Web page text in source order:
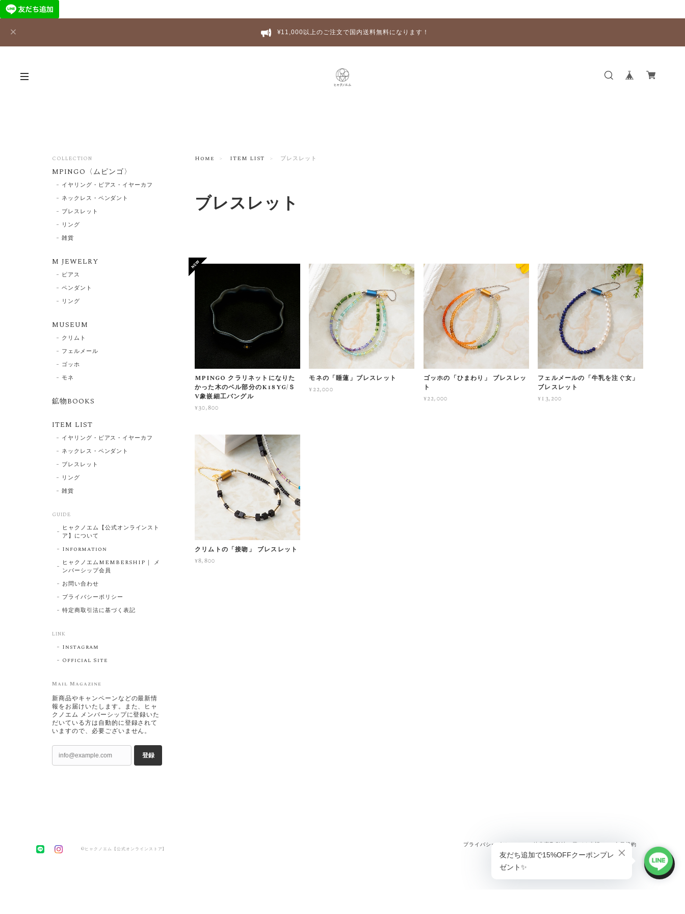
¥11,000以上のご注文で国内送料無料になります！
Home ITEM LIST ブレスレット
ブレスレット
MPINGO クラリネットになりた
かった木のベル部分のK18YG/Ｓ
V象嵌細工バングル
¥30,800
モネの「睡蓮」ブレスレット
¥22,000
ゴッホの「ひまわり」 ブレスレッ
ト
¥22,000
フェルメールの「牛乳を注ぐ女」
ブレスレット
¥13,200
クリムトの「接吻」 ブレスレット
¥8,800
COLLECTION
MPINGO〈ムピンゴ〉
イヤリング・ピアス・イヤーカフ
ネックレス・ペンダント
ブレスレット
リング
雑貨
M JEWELRY
ピアス
ペンダント
リング
MUSEUM
クリムト
フェルメール
ゴッホ
モネ
鉱物BOOKS
ITEM LIST
イヤリング・ピアス・イヤーカフ
ネックレス・ペンダント
ブレスレット
リング
雑貨
GUIDE
ヒャクノエム【公式オンラインスト
ア】について
Information
ヒャクノエムMEMBERSHIP｜ メ
ンバーシップ会員
お問い合わせ
プライバシーポリシー
特定商取引法に基づく表記
LINK
Instagram
Official Site
Mail Magazine
新商品やキャンペーンなどの最新情
報をお届けいたします。また、ヒャ
クノエム メンバーシップに登録いた
だいている方は自動的に登録されて
いますので、必要ございません。
登録
プライバシーポリシー 会員規約
©ヒャクノエム【公式オンラインストア】